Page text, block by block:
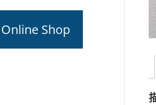
Online Shop